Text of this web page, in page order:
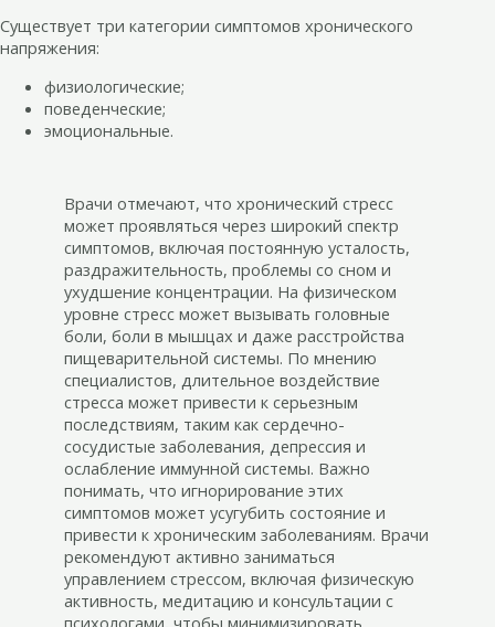
Существует три категории симптомов хронического
напряжения:
физиологические;
поведенческие;
эмоциональные.
Врачи отмечают, что хронический стресс
может проявляться через широкий спектр
симптомов, включая постоянную усталость,
раздражительность, проблемы со сном и
ухудшение концентрации. На физическом
уровне стресс может вызывать головные
боли, боли в мышцах и даже расстройства
пищеварительной системы. По мнению
специалистов, длительное воздействие
стресса может привести к серьезным
последствиям, таким как сердечно-
сосудистые заболевания, депрессия и
ослабление иммунной системы. Важно
понимать, что игнорирование этих
симптомов может усугубить состояние и
привести к хроническим заболеваниям. Врачи
рекомендуют активно заниматься
управлением стрессом, включая физическую
активность, медитацию и консультации с